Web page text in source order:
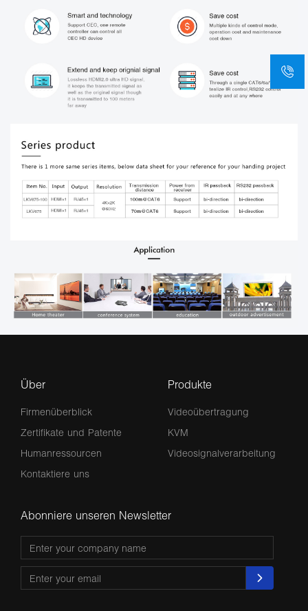
Über
Firmenüberblick
Zertifikate und Patente
Humanressourcen
Kontaktiere uns
Produkte
Videoübertragung
KVM
Videosignalverarbeitung
Abonniere unseren Newsletter